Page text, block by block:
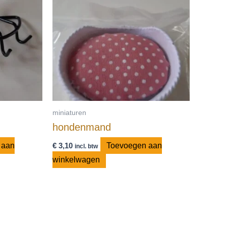
miniaturen
hondenmand
€3,10 incl. btw
Toevoegen aan
winkelwagen